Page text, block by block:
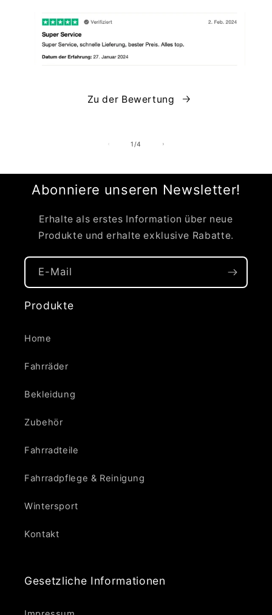
Zu der Bewertung
1/von
4
Abonniere unseren Newsletter!
Erhalte als erstes Information über neue
Produkte und erhalte exklusive Rabatte.
E-Mail
Produkte
Home
Fahrräder
Bekleidung
Zubehör
Fahrradteile
Fahrradpflege & Reinigung
Wintersport
Kontakt
Gesetzliche Informationen